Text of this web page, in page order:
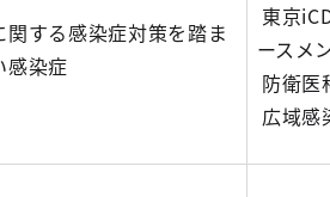
する感染症対策を踏ま
染症
東京
ースメ
防衛
広域